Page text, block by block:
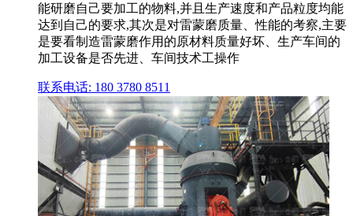
能研磨自己要加工的物料,并且生产速度和产品粒度均能
达到自己的要求,其次是对雷蒙磨质量、性能的考察,主要
是要看制造雷蒙磨作用的原材料质量好坏、生产车间的
加工设备是否先进、车间技术工操作
联系电话: 180 3780 8511